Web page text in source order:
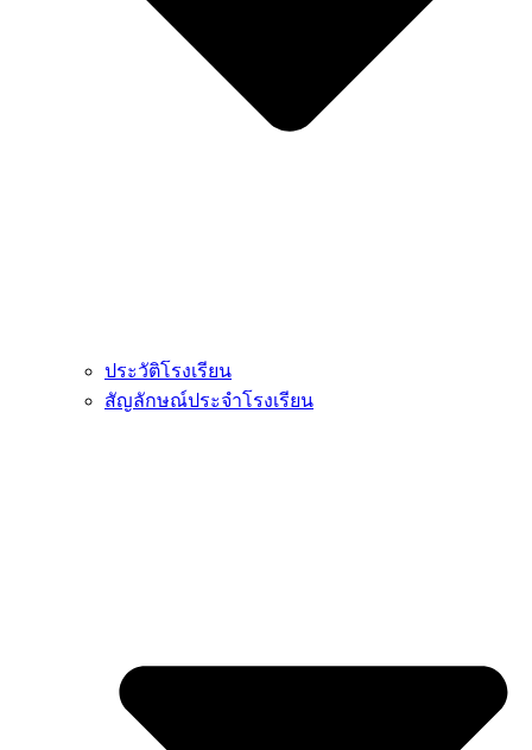
ประวัติโรงเรียน
สัญลักษณ์ประจำโรงเรียน